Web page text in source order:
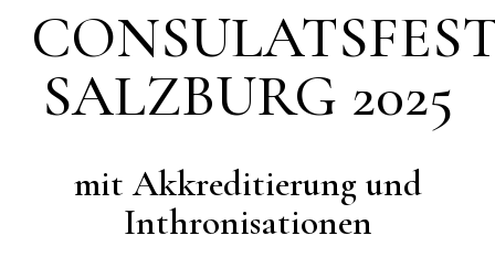
SALZBURG 2025
mit Akkreditierung und
Inthronisationen